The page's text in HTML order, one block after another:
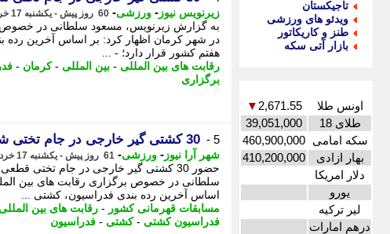
تاجیکستان
ویدئو های ورزشی
طنز و کاریکاتور
بازار آتی سکه
اونس طلا 2,671.55
▼
طلای 18
39,051,000
سکه امامی 460,900,000
بهار ازادی
410,200,000
دلار امریکا
یورو
لیر ترکیه
درهم امارات
زیرنویس نیوز - ورزشی- 60 روز پیش - یکشنبه 17 خرداد 1405، 13:22
به گزارش زیرنویس، مسعود سلطانی در خصوص
در شهر کرمان اظهار کرد: بر اساس آخرین رده
هفتم کشور قرار دارد؛ - ...
رقابت های بین المللی - بین المللی -کرمان -
برگزاری
5 - 30 کشتی گیر خارجی در جام تختی شرکت خواهند کرد
شهر آرا نیوز - ورزشی- 61 روز پیش - یکشنبه 17 خرداد 1405، 12:18
حضور 30 کشتی گیر خارجی در جام تختی
سلطانی در خصوص برگزاری رقابت های بین
اساس آخرین رده بندی فدراسیون، کشتی ...
مسابقات قهرمانی کشور - رقابت های بین المللی
فدراسیون کشتی -کشتی - فدراسیون